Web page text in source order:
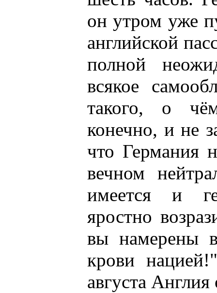
он утром уже
английской
полной
всякое
такого, о
конечно, и не
что Германия
вечном
имеется и
яростно
вы намерены
крови
августа